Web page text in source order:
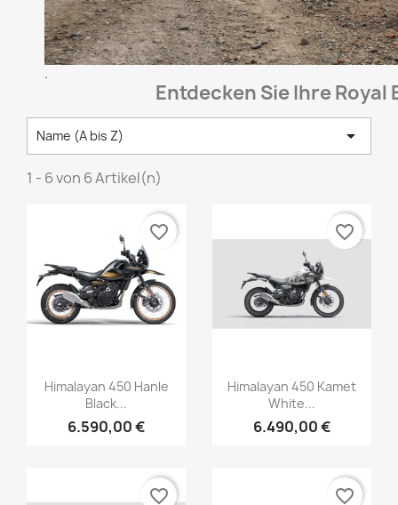
.
Entdecken Sie Ihre Royal
Name (A bis Z) 
1 - 6 von 6 Artikel(n)
Himalayan 450 Hanle
Black...
6.590,00 €
favorite_border
Himalayan 450 Kamet
White...
6.490,00 €
favorite_border
favorite_border favorite_border